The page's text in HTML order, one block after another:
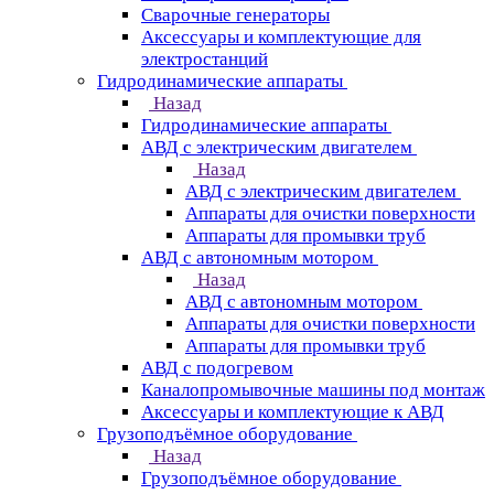
Сварочные генераторы
Аксессуары и комплектующие для
электростанций
Гидродинамические аппараты
Назад
Гидродинамические аппараты
АВД с электрическим двигателем
Назад
АВД с электрическим двигателем
Аппараты для очистки поверхности
Аппараты для промывки труб
АВД с автономным мотором
Назад
АВД с автономным мотором
Аппараты для очистки поверхности
Аппараты для промывки труб
АВД с подогревом
Каналопромывочные машины под монтаж
Аксессуары и комплектующие к АВД
Грузоподъёмное оборудование
Назад
Грузоподъёмное оборудование